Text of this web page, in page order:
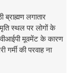
लगातार
स्थल पर लोगों के
मूवमेंट के कारण
की परवाह ना